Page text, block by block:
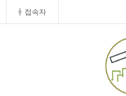
접속자